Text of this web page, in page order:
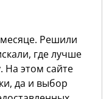
Решили
где лучше
На этом сайте
да и выбор